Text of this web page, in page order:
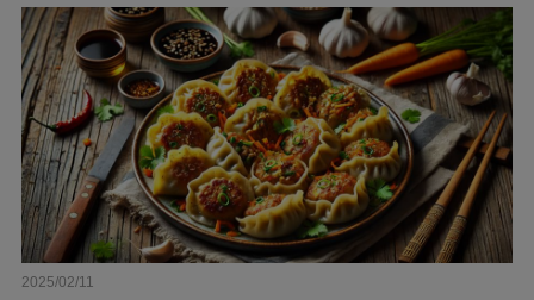
2025/02/11